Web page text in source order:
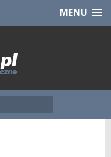
CHCĘ [klik]MENU